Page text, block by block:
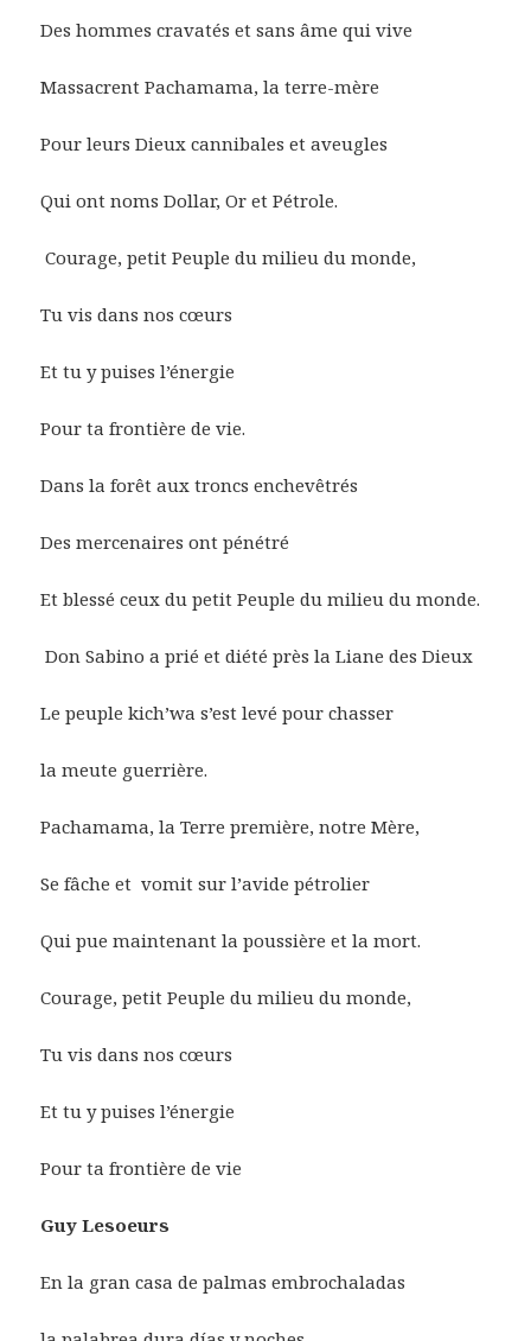
Des hommes cravatés et sans âme qui vive
Massacrent Pachamama, la terre-mère
Pour leurs Dieux cannibales et aveugles
Qui ont noms Dollar, Or et Pétrole.
Courage, petit Peuple du milieu du monde,
Tu vis dans nos cœurs
Et tu y puises l’énergie
Pour ta frontière de vie.
Dans la forêt aux troncs enchevêtrés
Des mercenaires ont pénétré
Et blessé ceux du petit Peuple du milieu du monde.
Don Sabino a prié et diété près la Liane des Dieux
Le peuple kich’wa s’est levé pour chasser
la meute guerrière.
Pachamama, la Terre première, notre Mère,
Se fâche et vomit sur l’avide pétrolier
Qui pue maintenant la poussière et la mort.
Courage, petit Peuple du milieu du monde,
Tu vis dans nos cœurs
Et tu y puises l’énergie
Pour ta frontière de vie
Guy Lesoeurs
En la gran casa de palmas embrochaladas